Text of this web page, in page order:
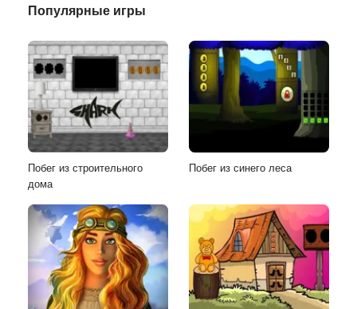
Популярные игры
Побег из строительного
дома
Побег из синего леса